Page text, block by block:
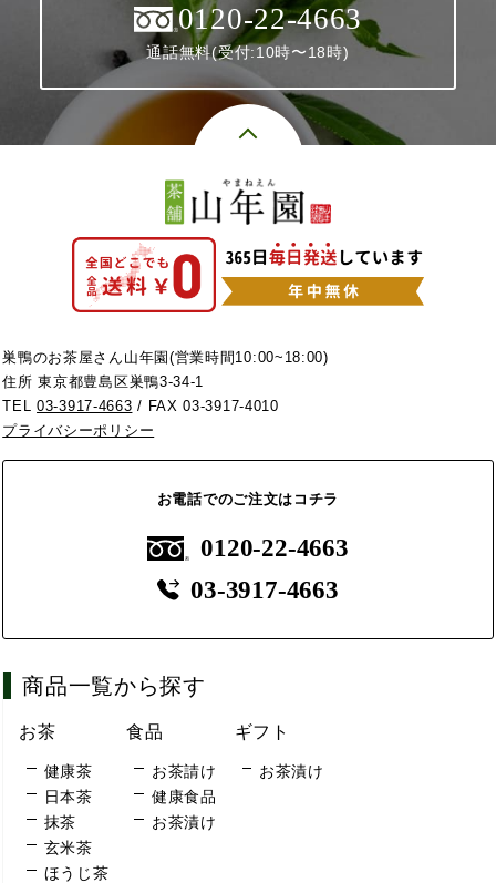
0120-22-4663
通話無料(受付:10時〜18時)
巣鴨のお茶屋さん山年園(営業時間10:00~18:00)
住所 東京都豊島区巣鴨3-34-1
TEL03-3917-4663 / FAX 03-3917-4010
プライバシーポリシー
お電話でのご注文はコチラ
0120-22-4663
03-3917-4663
商品一覧から探す
お茶
健康茶
日本茶
抹茶
玄米茶
ほうじ茶
食品
お茶請け
健康食品
お茶漬け
ギフト
お茶漬け